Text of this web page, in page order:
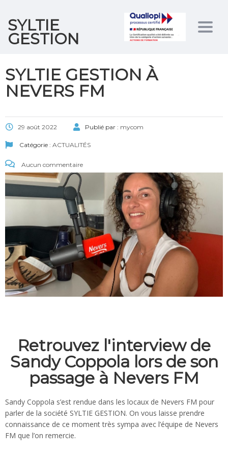
SYLTIE
GESTION
SYLTIE GESTION À
NEVERS FM
29 août 2022 Publié par : mycom
Catégorie : ACTUALITÉS
Aucun commentaire
Retrouvez l'interview de
Sandy Coppola lors de son
passage à Nevers FM
Sandy Coppola s’est rendue dans les locaux de Nevers FM pour
parler de la société SYLTIE GESTION. On vous laisse prendre
connaissance de ce moment très sympa avec l’équipe de Nevers
FM que l’on remercie.